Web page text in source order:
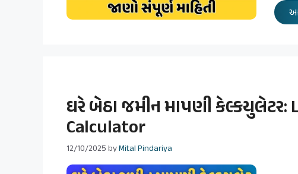
ઘરે બેઠા જમીન માપણી
Calculator
12/10/2025byMital Pindariya